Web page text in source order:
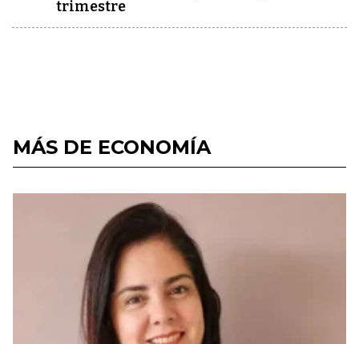
trimestre
MÁS DE ECONOMÍA